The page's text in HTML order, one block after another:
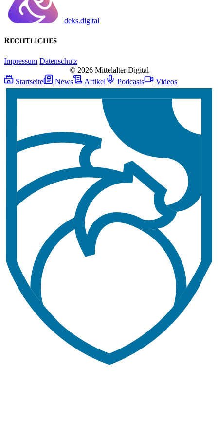
deks.digital
Rechtliches
Impressum Datenschutz
© 2026 Mittelalter Digital
Startseite
News Artikel Podcasts Videos